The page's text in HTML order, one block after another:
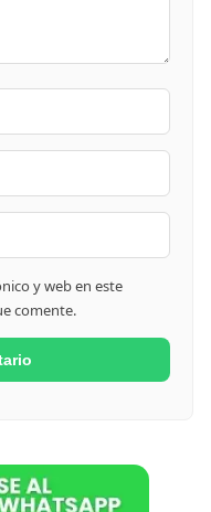
y web en este
comente.